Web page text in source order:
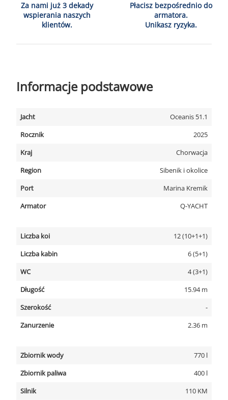
Za nami już 3 dekady
wspierania naszych
klientów.
Płacisz bezpośrednio do
armatora.
Unikasz ryzyka.
Informacje podstawowe
Jacht
Oceanis 51.1
Rocznik
2025
Kraj
Chorwacja
Region
Sibenik i okolice
Port
Marina Kremik
Armator
Q-YACHT
Liczba koi
12 (10+1+1)
Liczba kabin
6 (5+1)
WC
4 (3+1)
Długość
15.94 m
Szerokość
-
Zanurzenie
2.36 m
Zbiornik wody
770 l
Zbiornik paliwa
400 l
Silnik
110 KM